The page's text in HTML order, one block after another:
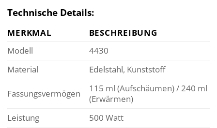
Technische Details:
MERKMAL
BESCHREIBUNG
Modell
4430
Material
Edelstahl, Kunststoff
Fassungsvermögen
115 ml (Aufschäumen) / 240 ml
(Erwärmen)
Leistung
500 Watt